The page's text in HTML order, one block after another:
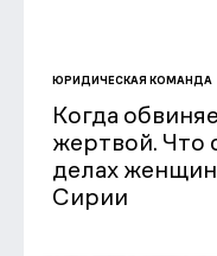
ЮРИДИЧЕСКАЯ КОМАНДА
Когда
жертвой. Что
делах
Сирии